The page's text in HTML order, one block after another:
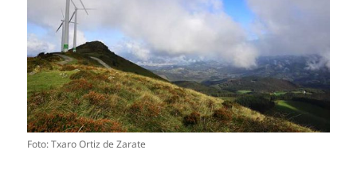
Foto: Txaro Ortiz de Zarate